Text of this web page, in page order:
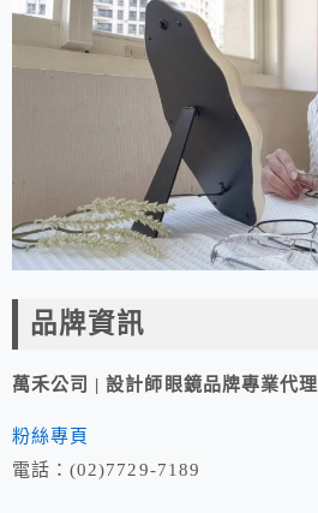
品牌資訊
萬禾公司 | 設計師眼鏡品牌專業代理
粉絲專頁
電話：(02)7729-7189